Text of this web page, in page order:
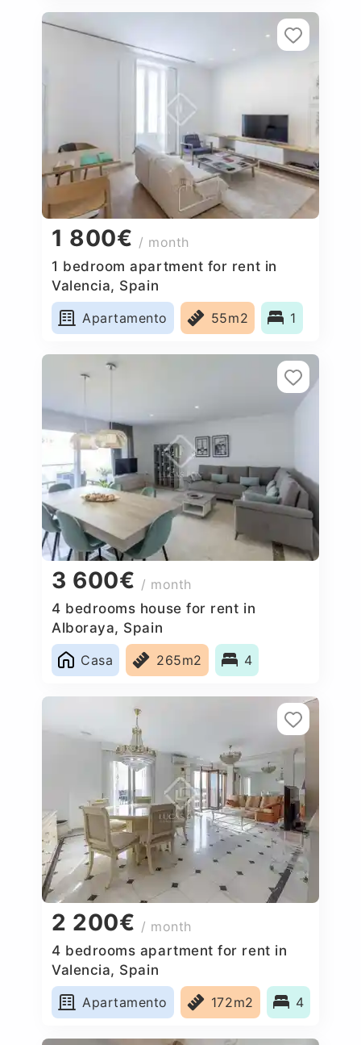
1 800€ / month
1 bedroom apartment for rent in
Valencia, Spain
Apartamento
55m2 1
3 600€ / month
4 bedrooms house for rent in
Alboraya, Spain
Casa
265m2 4
2 200€ / month
4 bedrooms apartment for rent in
Valencia, Spain
Apartamento
172m2 4